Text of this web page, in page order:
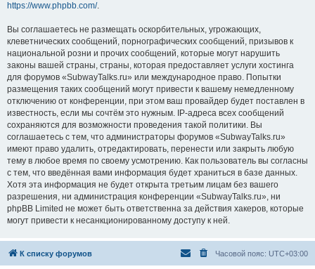
https://www.phpbb.com/.
Вы соглашаетесь не размещать оскорбительных, угрожающих,
клеветнических сообщений, порнографических сообщений, призывов к
национальной розни и прочих сообщений, которые могут нарушить
законы вашей страны, страны, которая предоставляет услуги хостинга
для форумов «SubwayTalks.ru» или международное право. Попытки
размещения таких сообщений могут привести к вашему немедленному
отключению от конференции, при этом ваш провайдер будет поставлен в
известность, если мы сочтём это нужным. IP-адреса всех сообщений
сохраняются для возможности проведения такой политики. Вы
соглашаетесь с тем, что администраторы форумов «SubwayTalks.ru»
имеют право удалить, отредактировать, перенести или закрыть любую
тему в любое время по своему усмотрению. Как пользователь вы согласны
с тем, что введённая вами информация будет храниться в базе данных.
Хотя эта информация не будет открыта третьим лицам без вашего
разрешения, ни администрация конференции «SubwayTalks.ru», ни
phpBB Limited не может быть ответственна за действия хакеров, которые
могут привести к несанкционированному доступу к ней.
К списку форумов Часовой пояс: UTC+03:00